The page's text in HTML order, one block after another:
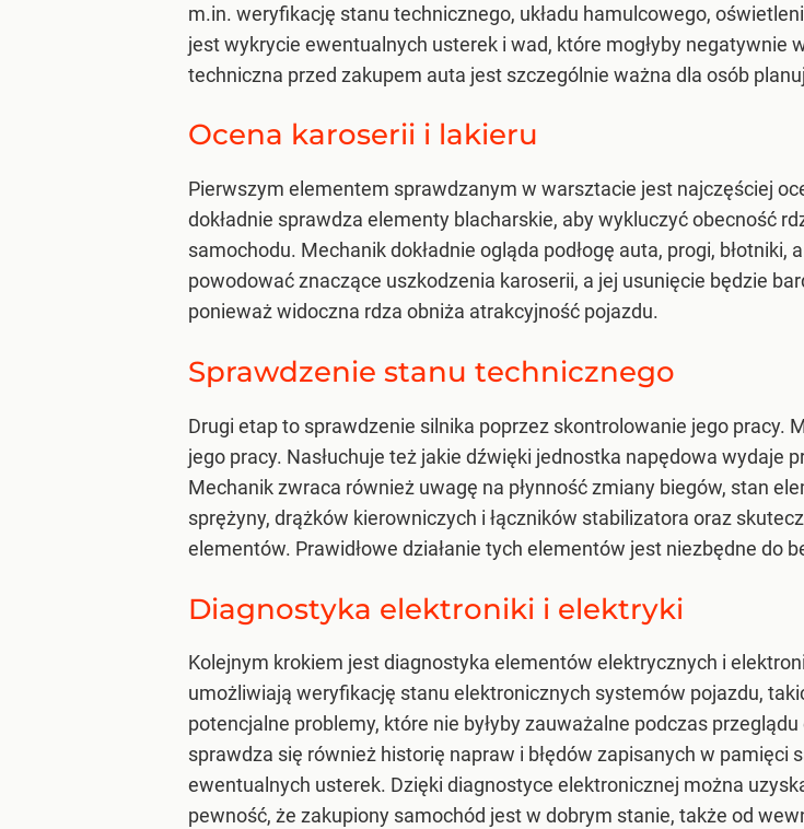
m.in. weryfikację stanu technicznego, układu hamulcowego,
jest wykrycie ewentualnych usterek i wad, które mogłyby
techniczna przed zakupem auta jest szczególnie ważna dla osób
Ocena karoserii i lakieru
Pierwszym elementem sprawdzanym w warsztacie jest najczęściej
dokładnie sprawdza elementy blacharskie, aby wykluczyć obecność
samochodu. Mechanik dokładnie ogląda podłogę auta, progi,
powodować znaczące uszkodzenia karoserii, a jej usunięcie będzie
ponieważ widoczna rdza obniża atrakcyjność pojazdu.
Sprawdzenie stanu technicznego
Drugi etap to sprawdzenie silnika poprzez skontrolowanie jego
jego pracy. Nasłuchuje też jakie dźwięki jednostka napędowa wydaje
Mechanik zwraca również uwagę na płynność zmiany biegów, stan
sprężyny, drążków kierowniczych i łączników stabilizatora oraz
elementów. Prawidłowe działanie tych elementów jest niezbędne do
Diagnostyka elektroniki i elektryki
Kolejnym krokiem jest diagnostyka elementów elektrycznych i
umożliwiają weryfikację stanu elektronicznych systemów pojazdu,
potencjalne problemy, które nie byłyby zauważalne podczas
sprawdza się również historię napraw i błędów zapisanych w
ewentualnych usterek. Dzięki diagnostyce elektronicznej można
pewność, że zakupiony samochód jest w dobrym stanie, także od